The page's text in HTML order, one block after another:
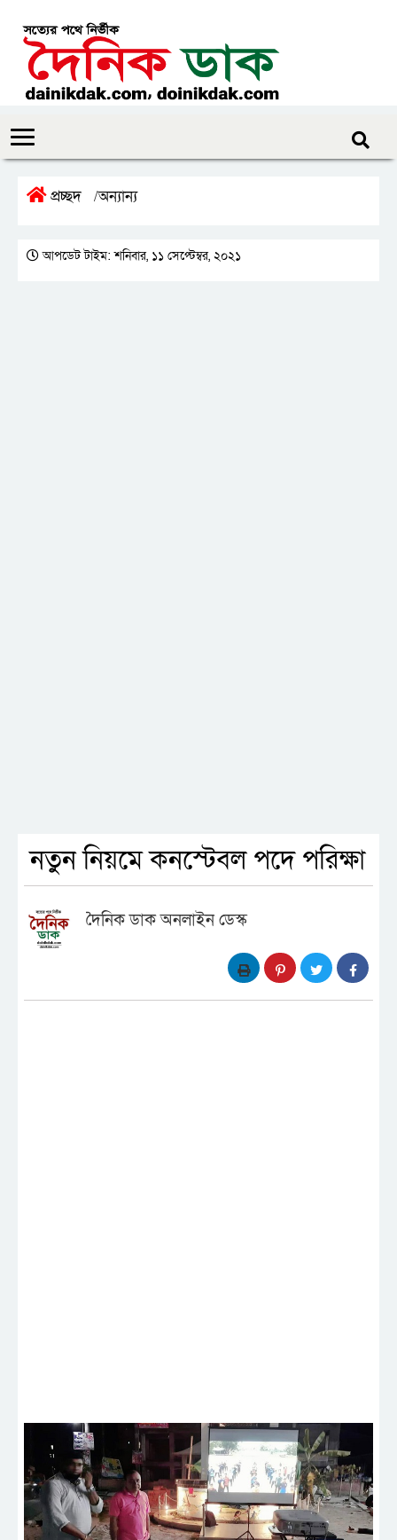
প্রচ্ছদ /অন্যান্য
আপডেট টাইম: শনিবার, ১১ সেপ্টেম্বর, ২০২১
নতুন নিয়মে কনস্টেবল পদে পরিক্ষা
দৈনিক ডাক অনলাইন ডেস্ক